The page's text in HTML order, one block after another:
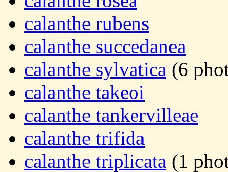
calanthe rubens
calanthe succedanea
calanthe sylvatica (6
calanthe takeoi
calanthe tankervilleae
calanthe trifida
calanthe triplicata (1